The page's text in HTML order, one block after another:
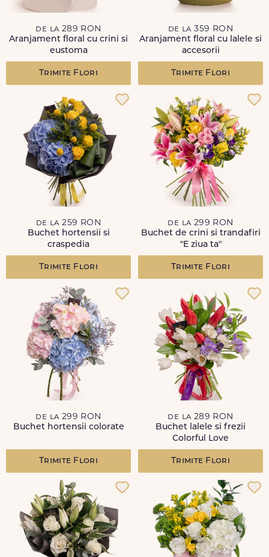
de la 289 RON
Aranjament floral cu crini si
eustoma
Trimite Flori
de la 359 RON
Aranjament floral cu lalele si
accesorii
Trimite Flori
de la 259 RON
Buchet hortensii si
craspedia
Trimite Flori
de la 299 RON
Buchet de crini si trandafiri
"E ziua ta"
Trimite Flori
de la 299 RON
Buchet hortensii colorate
Trimite Flori
de la 289 RON
Buchet lalele si frezii
Colorful Love
Trimite Flori